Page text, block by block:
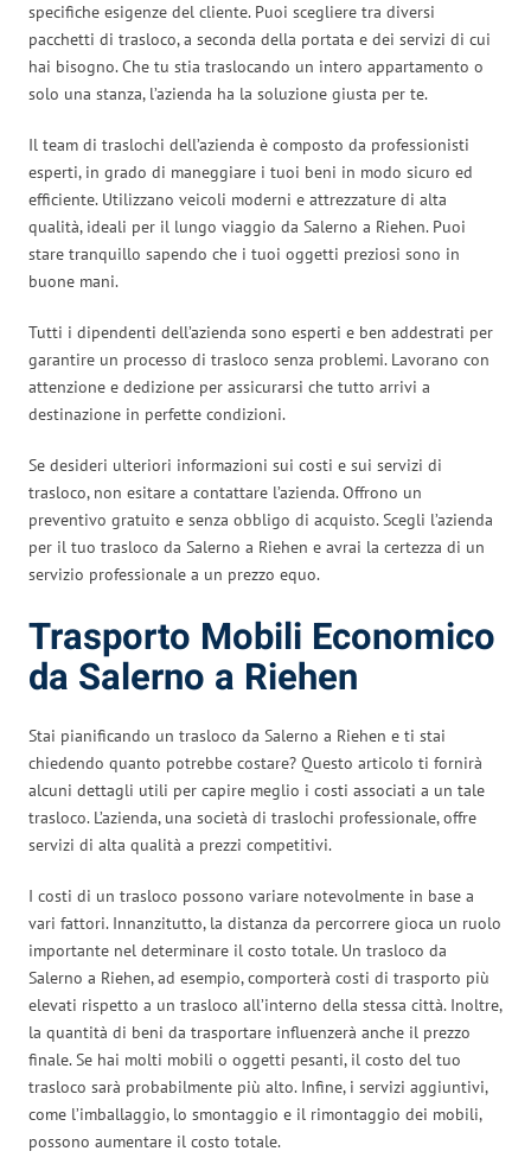
specifiche esigenze del cliente. Puoi scegliere tra diversi
pacchetti di trasloco, a seconda della portata e dei servizi di cui
hai bisogno. Che tu stia traslocando un intero appartamento o
solo una stanza, l’azienda ha la soluzione giusta per te.
Il team di traslochi dell’azienda è composto da professionisti
esperti, in grado di maneggiare i tuoi beni in modo sicuro ed
efficiente. Utilizzano veicoli moderni e attrezzature di alta
qualità, ideali per il lungo viaggio da Salerno a Riehen. Puoi
stare tranquillo sapendo che i tuoi oggetti preziosi sono in
buone mani.
Tutti i dipendenti dell’azienda sono esperti e ben addestrati per
garantire un processo di trasloco senza problemi. Lavorano con
attenzione e dedizione per assicurarsi che tutto arrivi a
destinazione in perfette condizioni.
Se desideri ulteriori informazioni sui costi e sui servizi di
trasloco, non esitare a contattare l’azienda. Offrono un
preventivo gratuito e senza obbligo di acquisto. Scegli l’azienda
per il tuo trasloco da Salerno a Riehen e avrai la certezza di un
servizio professionale a un prezzo equo.
Trasporto Mobili Economico
da Salerno a Riehen
Stai pianificando un trasloco da Salerno a Riehen e ti stai
chiedendo quanto potrebbe costare? Questo articolo ti fornirà
alcuni dettagli utili per capire meglio i costi associati a un tale
trasloco. L’azienda, una società di traslochi professionale, offre
servizi di alta qualità a prezzi competitivi.
I costi di un trasloco possono variare notevolmente in base a
vari fattori. Innanzitutto, la distanza da percorrere gioca un ruolo
importante nel determinare il costo totale. Un trasloco da
Salerno a Riehen, ad esempio, comporterà costi di trasporto più
elevati rispetto a un trasloco all’interno della stessa città. Inoltre,
la quantità di beni da trasportare influenzerà anche il prezzo
finale. Se hai molti mobili o oggetti pesanti, il costo del tuo
trasloco sarà probabilmente più alto. Infine, i servizi aggiuntivi,
come l’imballaggio, lo smontaggio e il rimontaggio dei mobili,
possono aumentare il costo totale.